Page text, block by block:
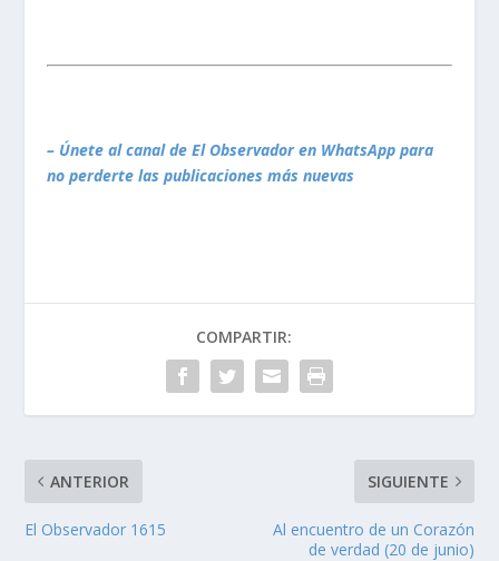
– Únete al canal de El Observador en WhatsApp para
no perderte las publicaciones más nuevas
COMPARTIR:
ANTERIOR
El Observador 1615
SIGUIENTE
Al encuentro de un Corazón
de verdad (20 de junio)